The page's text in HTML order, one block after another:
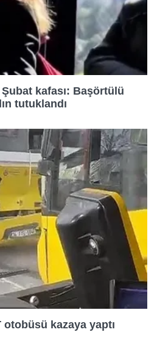
kafası: Başörtülü
tutuklandı
otobüsü kazaya yaptı